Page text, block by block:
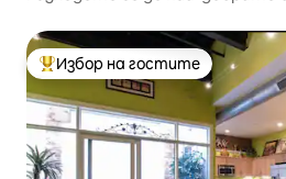
Най-популярен избор на
Избор на гостите